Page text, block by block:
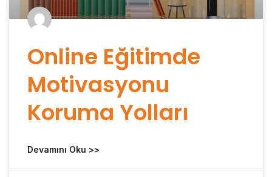
Online Eğitimde
Motivasyonu
Koruma Yolları
Devamını Oku >>